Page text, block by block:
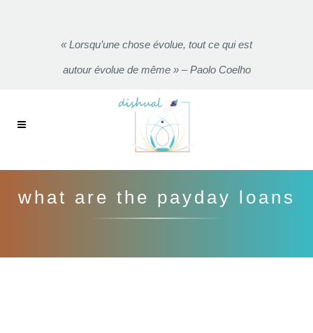
« Lorsqu’une chose évolue, tout ce qui est
autour évolue de même » – Paolo Coelho
what are the payday loans